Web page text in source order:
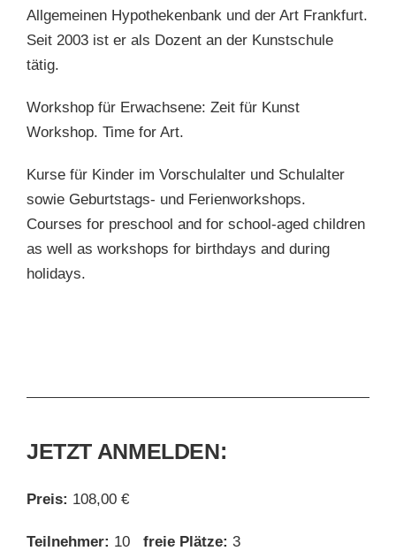
Allgemeinen Hypothekenbank und der Art Frankfurt.
Seit 2003 ist er als Dozent an der Kunstschule
tätig.
Workshop für Erwachsene: Zeit für Kunst
Workshop. Time for Art.
Kurse für Kinder im Vorschulalter und Schulalter
sowie Geburtstags- und Ferienworkshops.
Courses for preschool and for school-aged children
as well as workshops for birthdays and during
holidays.
JETZT ANMELDEN:
Preis: 108,00 €
Teilnehmer: 10 freie Plätze: 3